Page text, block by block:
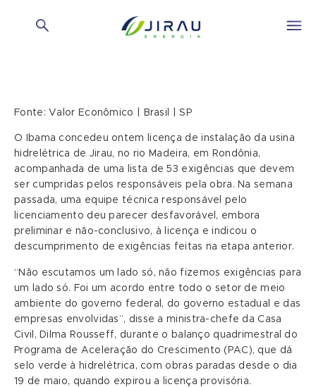
Fonte: Valor Econômico | Brasil | SP
O Ibama concedeu ontem licença de instalação da usina
hidrelétrica de Jirau, no rio Madeira, em Rondônia,
acompanhada de uma lista de 53 exigências que devem
ser cumpridas pelos responsáveis pela obra. Na semana
passada, uma equipe técnica responsável pelo
licenciamento deu parecer desfavorável, embora
preliminar e não-conclusivo, à licença e indicou o
descumprimento de exigências feitas na etapa anterior.
“Não escutamos um lado só, não fizemos exigências para
um lado só. Foi um acordo entre todo o setor de meio
ambiente do governo federal, do governo estadual e das
empresas envolvidas”, disse a ministra-chefe da Casa
Civil, Dilma Rousseff, durante o balanço quadrimestral do
Programa de Aceleração do Crescimento (PAC), que dá
selo verde à hidrelétrica, com obras paradas desde o dia
19 de maio, quando expirou a licença provisória.